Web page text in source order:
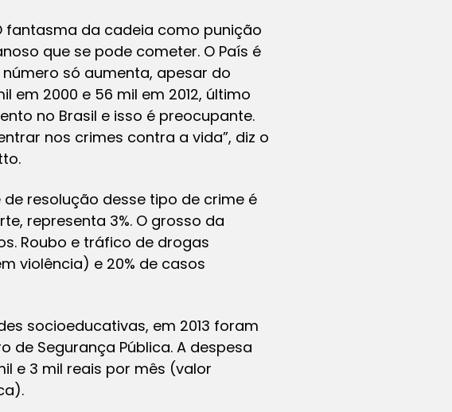
fantasma da cadeia como punição
que se pode cometer. O País é
só aumenta, apesar do
em 2000 e 56 mil em 2012, último
no Brasil e isso é preocupante.
nos crimes contra a vida”, diz o
de resolução desse tipo de crime é
representa 3%. O grosso da
Roubo e tráfico de drogas
violência) e 20% de casos
socioeducativas, em 2013 foram
de Segurança Pública. A despesa
e 3 mil reais por mês (valor